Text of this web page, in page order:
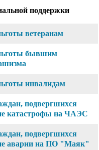
поддержки
ветеранам
бывшим
инвалидам
подвергшихся
катастрофы на ЧАЭС
подвергшихся
аварии на ПО "Маяк"